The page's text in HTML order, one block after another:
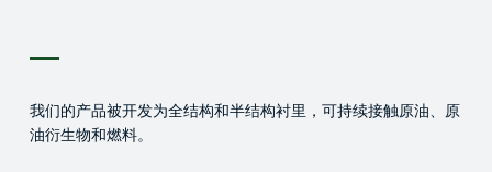
我们的产品被开发为全结构和半结构衬里，可持续接触原油、原
油衍生物和燃料。